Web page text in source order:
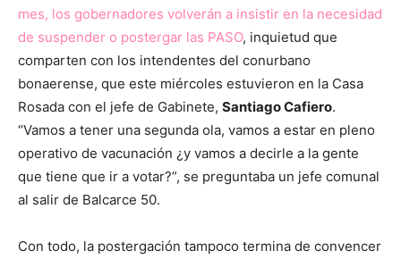
mes, los gobernadores volverán a insistir en la necesidad
de suspender o postergar las PASO, inquietud que
comparten con los intendentes del conurbano
bonaerense, que este miércoles estuvieron en la Casa
Rosada con el jefe de Gabinete, Santiago Cafiero.
“Vamos a tener una segunda ola, vamos a estar en pleno
operativo de vacunación ¿y vamos a decirle a la gente
que tiene que ir a votar?”, se preguntaba un jefe comunal
al salir de Balcarce 50.
Con todo, la postergación tampoco termina de convencer